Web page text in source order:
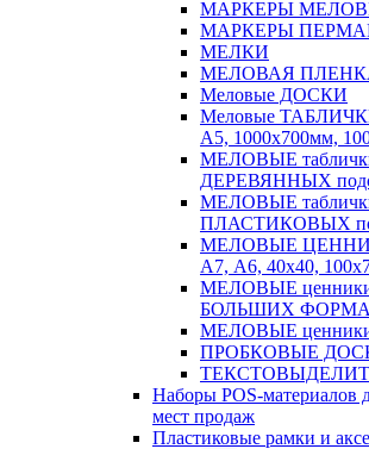
МАРКЕРЫ
МАРКЕРЫ
МЕЛКИ
МЕЛОВАЯ
Меловые ДОСКИ
Меловые
А5, 1000х700мм,
МЕЛОВЫЕ
ДЕРЕВЯННЫХ
МЕЛОВЫЕ
ПЛАСТИКОВЫХ
МЕЛОВЫЕ
А7, А6, 40х40,
МЕЛОВЫЕ
БОЛЬШИХ
МЕЛОВЫЕ
ПРОБКОВЫЕ
Наборы POS-материалов
мест продаж
Пластиковые рамки и